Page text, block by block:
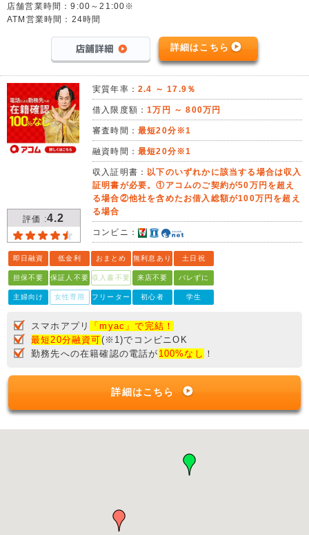
店舗営業時間：9:00～21:00※
ATM営業時間：24時間
詳細はこちら
評価 :4.2
実質年率： 2.4 ～ 17.9％
借入限度額：1万円 ～ 800万円
審査時間： 最短20分※1
融資時間： 最短20分※1
収入証明書： 以下のいずれかに該当する場合は収入
証明書が必要。①アコムのご契約が50万円を超え
る場合②他社を含めたお借入総額が100万円を超え
る場合
コンビニ：
即日融資 低金利 おまとめ 無利息あり 土日祝
担保不要 保証人不要 収入書不要 来店不要 バレずに
主婦向け 女性専用 フリーター 初心者 学生
スマホアプリ
「myac」で完結！
最短20分融資可(※1)でコンビニOK
勤務先への在籍確認の電話が 100%なし ！
詳細はこちら